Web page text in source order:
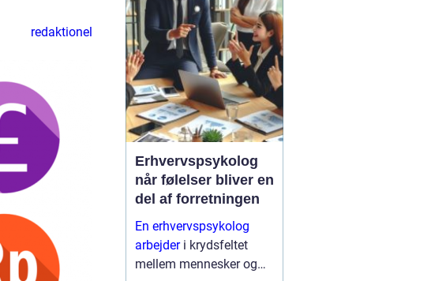
redaktionel
Erhvervspsykolog
når følelser bliver en
del af forretningen
En erhvervspsykolog
arbejderi krydsfeltet
mellem mennesker og